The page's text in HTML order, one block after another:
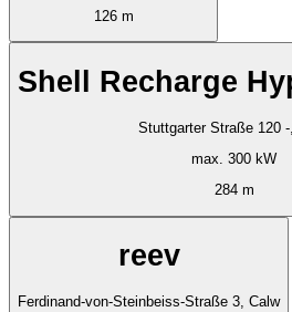
126 m
Shell Recharge
Stuttgarter Straße 120
max. 300 kW
284 m
reev
Ferdinand-von-Steinbeiss-Straße 3, Calw